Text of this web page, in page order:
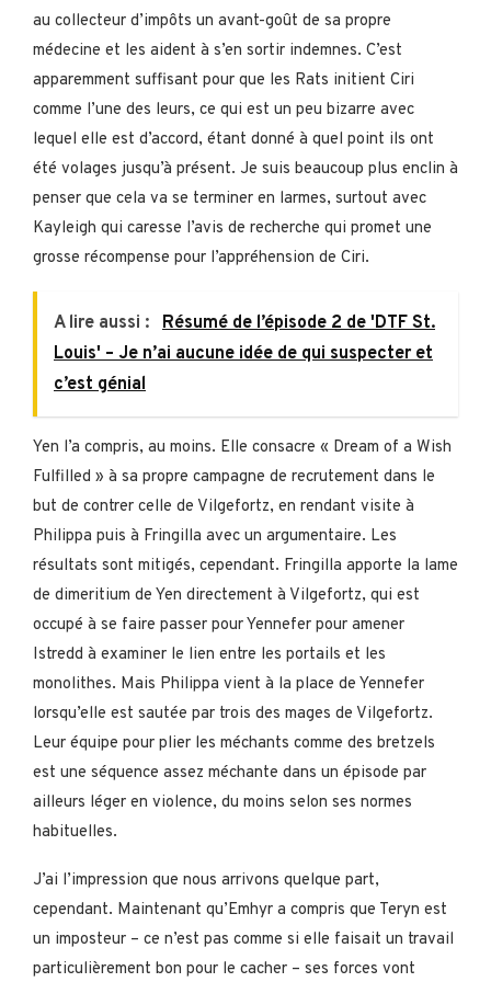
au collecteur d’impôts un avant-goût de sa propre
médecine et les aident à s’en sortir indemnes. C’est
apparemment suffisant pour que les Rats initient Ciri
comme l’une des leurs, ce qui est un peu bizarre avec
lequel elle est d’accord, étant donné à quel point ils ont
été volages jusqu’à présent. Je suis beaucoup plus enclin à
penser que cela va se terminer en larmes, surtout avec
Kayleigh qui caresse l’avis de recherche qui promet une
grosse récompense pour l’appréhension de Ciri.
A lire aussi : Résumé de l’épisode 2 de 'DTF St.
Louis' – Je n’ai aucune idée de qui suspecter et
c’est génial
Yen l’a compris, au moins. Elle consacre « Dream of a Wish
Fulfilled » à sa propre campagne de recrutement dans le
but de contrer celle de Vilgefortz, en rendant visite à
Philippa puis à Fringilla avec un argumentaire. Les
résultats sont mitigés, cependant. Fringilla apporte la lame
de dimeritium de Yen directement à Vilgefortz, qui est
occupé à se faire passer pour Yennefer pour amener
Istredd à examiner le lien entre les portails et les
monolithes. Mais Philippa vient à la place de Yennefer
lorsqu’elle est sautée par trois des mages de Vilgefortz.
Leur équipe pour plier les méchants comme des bretzels
est une séquence assez méchante dans un épisode par
ailleurs léger en violence, du moins selon ses normes
habituelles.
J’ai l’impression que nous arrivons quelque part,
cependant. Maintenant qu’Emhyr a compris que Teryn est
un imposteur – ce n’est pas comme si elle faisait un travail
particulièrement bon pour le cacher – ses forces vont